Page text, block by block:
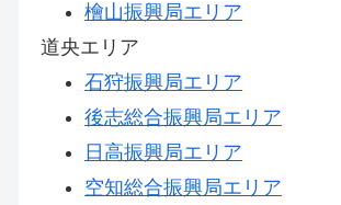
檜山振興局エリア
道央エリア
石狩振興局エリア
後志総合振興局エリア
日高振興局エリア
空知総合振興局エリア